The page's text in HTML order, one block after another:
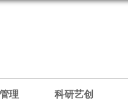
理 科研艺创